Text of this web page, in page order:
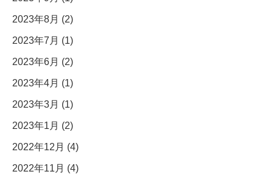
2023年8月 (2)
2023年7月 (1)
2023年6月 (2)
2023年4月 (1)
2023年3月 (1)
2023年1月 (2)
2022年12月 (4)
2022年11月 (4)